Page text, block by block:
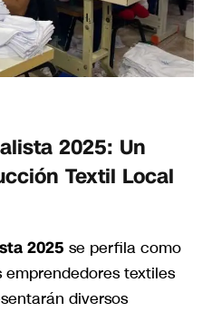
2025: Un
Textil Local
2025 se perfila como
textiles
diversos